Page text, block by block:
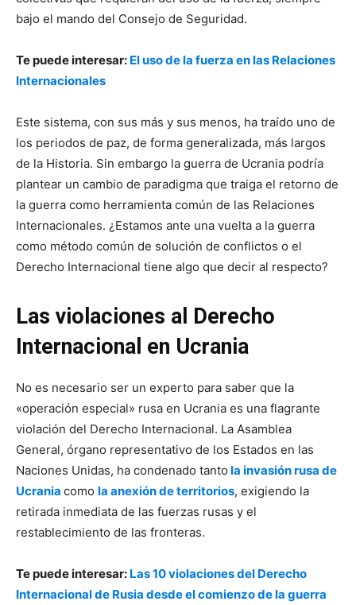
bajo el mando del Consejo de Seguridad.
Te puede interesar: El uso de la fuerza en las Relaciones
Internacionales
Este sistema, con sus más y sus menos, ha traído uno de
los periodos de paz, de forma generalizada, más largos
de la Historia. Sin embargo la guerra de Ucrania podría
plantear un cambio de paradigma que traiga el retorno de
la guerra como herramienta común de las Relaciones
Internacionales. ¿Estamos ante una vuelta a la guerra
como método común de solución de conflictos o el
Derecho Internacional tiene algo que decir al respecto?
Las violaciones al Derecho
Internacional en Ucrania
No es necesario ser un experto para saber que la
«operación especial» rusa en Ucrania es una flagrante
violación del Derecho Internacional. La Asamblea
General, órgano representativo de los Estados en las
Naciones Unidas, ha condenado tanto la invasión rusa de
Ucrania como la anexión de territorios, exigiendo la
retirada inmediata de las fuerzas rusas y el
restablecimiento de las fronteras.
Te puede interesar: Las 10 violaciones del Derecho
Internacional de Rusia desde el comienzo de la guerra